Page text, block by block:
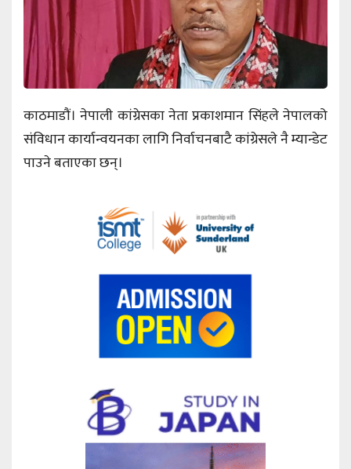
काठमाडौं। नेपाली कांग्रेसका नेता प्रकाशमान सिंहले नेपालको
संविधान कार्यान्वयनका लागि निर्वाचनबाटै कांग्रेसले नै म्यान्डेट
पाउने बताएका छन्।